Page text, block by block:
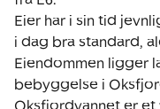
Eier har i sin tid
i dag bra standard,
Eiendommen ligger
bebyggelse i